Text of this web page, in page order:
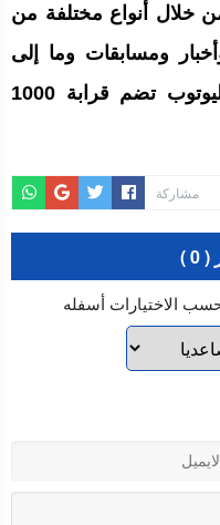
خلال أنواع مختلفة من
ومسابقات وما إلى
ذلك)، بالإضافة إلى قناة على اليوتوب تضم قرابة 1000
مشاركة
0 )
الاختيارات أسفله